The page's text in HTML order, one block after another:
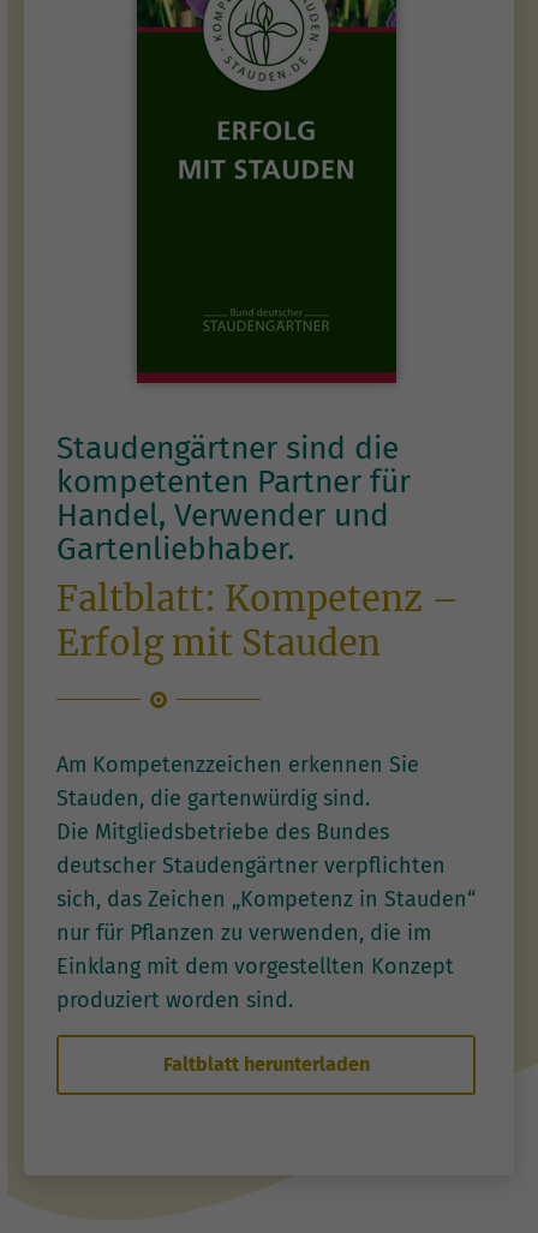
Staudengärtner sind die
kompetenten Partner für
Handel, Verwender und
Gartenliebhaber.
Faltblatt: Kompetenz –
Erfolg mit Stauden
Am Kompetenzzeichen erkennen Sie
Stauden, die gartenwürdig sind.
Die Mitgliedsbetriebe des Bundes
deutscher Staudengärtner verpflichten
sich, das Zeichen „Kompetenz in Stauden“
nur für Pflanzen zu verwenden, die im
Einklang mit dem vorgestellten Konzept
produziert worden sind.
Faltblatt herunterladen